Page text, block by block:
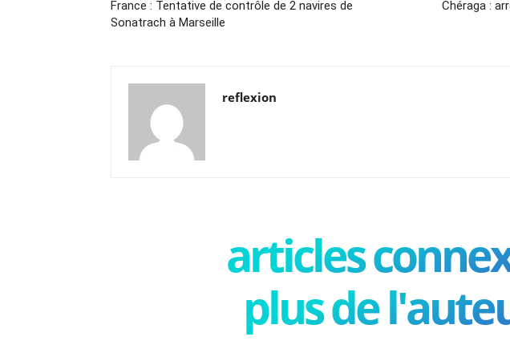
France : Tentative de contrôle de 2 navires de
Sonatrach à Marseille
Chéraga :
reflexion
articles
plus de